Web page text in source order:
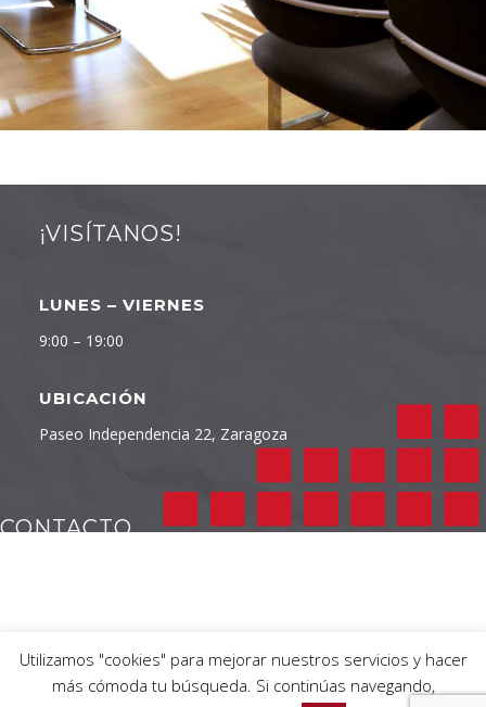
¡VISÍTANOS!
LUNES – VIERNES
9:00 – 19:00
UBICACIÓN
Paseo Independencia 22, Zaragoza
CONTACTO
EMAIL
Utilizamos "cookies" para mejorar nuestros servicios y hacer
más cómoda tu búsqueda. Si continúas navegando,